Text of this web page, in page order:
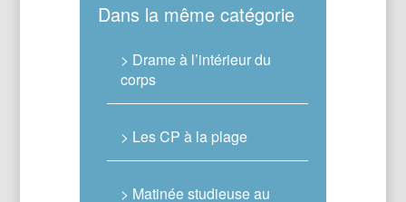
Dans la même catégorie
> Drame à l’intérieur du
corps
> Les CP à la plage
> Matinée studieuse au